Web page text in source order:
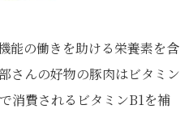
能の働きを助ける栄養素を含
さんの好物の豚肉はビタミン
消費されるビタミンB1を補